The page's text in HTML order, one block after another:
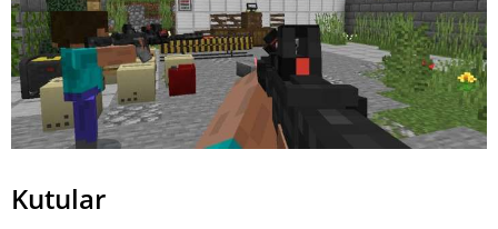
Kutular